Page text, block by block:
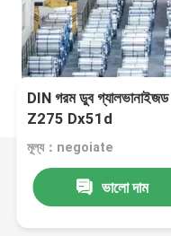
DIN গরম ডুব গ্যালভানাইজড
Z275 Dx51d
মূল্য：negoiate
ভালো দাম